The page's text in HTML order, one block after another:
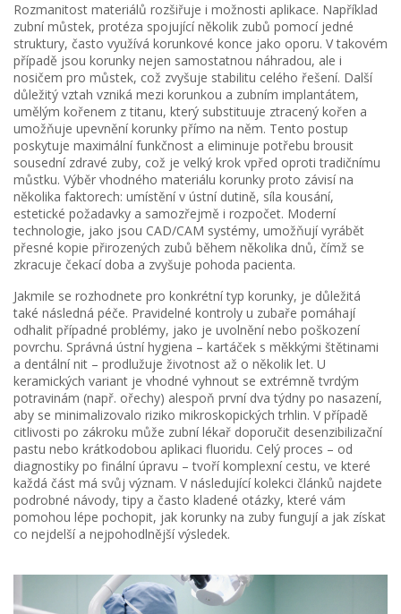
Rozmanitost materiálů rozšiřuje i možnosti aplikace. Například
zubní můstek, protéza spojující několik zubů pomocí jedné
struktury, často využívá korunkové konce jako oporu. V takovém
případě jsou korunky nejen samostatnou náhradou, ale i
nosičem pro můstek, což zvyšuje stabilitu celého řešení. Další
důležitý vztah vzniká mezi korunkou a zubním implantátem,
umělým kořenem z titanu, který substituuje ztracený kořen a
umožňuje upevnění korunky přímo na něm. Tento postup
poskytuje maximální funkčnost a eliminuje potřebu brousit
sousední zdravé zuby, což je velký krok vpřed oproti tradičnímu
můstku. Výběr vhodného materiálu korunky proto závisí na
několika faktorech: umístění v ústní dutině, síla kousání,
estetické požadavky a samozřejmě i rozpočet. Moderní
technologie, jako jsou CAD/CAM systémy, umožňují vyrábět
přesné kopie přirozených zubů během několika dnů, čímž se
zkracuje čekací doba a zvyšuje pohoda pacienta.
Jakmile se rozhodnete pro konkrétní typ korunky, je důležitá
také následná péče. Pravidelné kontroly u zubaře pomáhají
odhalit případné problémy, jako je uvolnění nebo poškození
povrchu. Správná ústní hygiena – kartáček s měkkými štětinami
a dentální nit – prodlužuje životnost až o několik let. U
keramických variant je vhodné vyhnout se extrémně tvrdým
potravinám (např. ořechy) alespoň první dva týdny po nasazení,
aby se minimalizovalo riziko mikroskopických trhlin. V případě
citlivosti po zákroku může zubní lékař doporučit desenzibilizační
pastu nebo krátkodobou aplikaci fluoridu. Celý proces – od
diagnostiky po finální úpravu – tvoří komplexní cestu, ve které
každá část má svůj význam. V následující kolekci článků najdete
podrobné návody, tipy a často kladené otázky, které vám
pomohou lépe pochopit, jak korunky na zuby fungují a jak získat
co nejdelší a nejpohodlnější výsledek.